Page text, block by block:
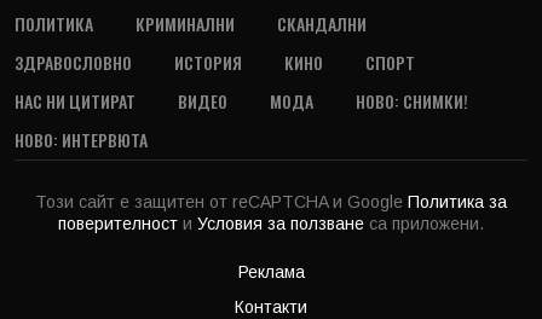
ПОЛИТИКА
КРИМИНАЛНИ
СКАНДАЛНИ
ЗДРАВОСЛОВНО
ИСТОРИЯ КИНО
СПОРТ
НАС НИ ЦИТИРАТ
ВИДЕО МОДА
НОВО: СНИМКИ!
НОВО: ИНТЕРВЮТА
Този сайт е защитен от reCAPTCHA и Google Политика за
поверителност и Условия за ползване са приложени.
Реклама
Контакти